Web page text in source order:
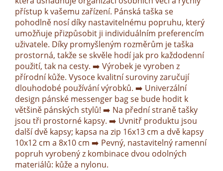
přístup k vašemu zařízení. Pánská taška se
pohodlně nosí díky nastavitelnému popruhu, který
umožňuje přizpůsobit ji individuálním preferencím
uživatele. Díky promyšleným rozměrům je taška
prostorná, takže se skvěle hodí jak pro každodenní
použití, tak na cesty. ➡️ Výrobek je vyroben z
přírodní kůže. Vysoce kvalitní suroviny zaručují
dlouhodobé používání výrobků. ➡️ Univerzální
design pánské messenger bag se bude hodit k
většině pánských stylů! ➡️ Na přední straně tašky
jsou tři prostorné kapsy. ➡️ Uvnitř produktu jsou
další dvě kapsy; kapsa na zip 16x13 cm a dvě kapsy
10x12 cm a 8x10 cm ➡️ Pevný, nastavitelný ramenní
popruh vyrobený z kombinace dvou odolných
materiálů: kůže a nylonu.